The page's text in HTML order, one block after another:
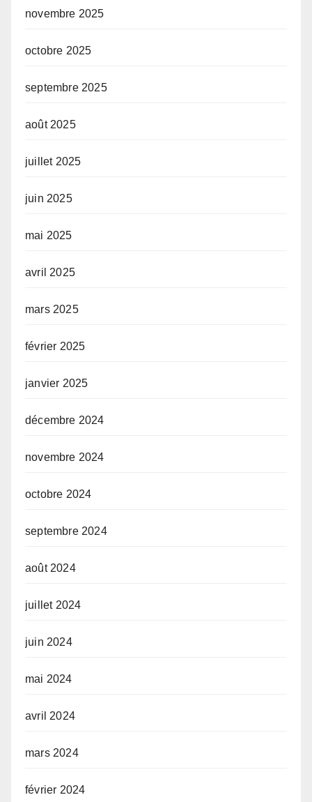
novembre 2025
octobre 2025
septembre 2025
août 2025
juillet 2025
juin 2025
mai 2025
avril 2025
mars 2025
février 2025
janvier 2025
décembre 2024
novembre 2024
octobre 2024
septembre 2024
août 2024
juillet 2024
juin 2024
mai 2024
avril 2024
mars 2024
février 2024